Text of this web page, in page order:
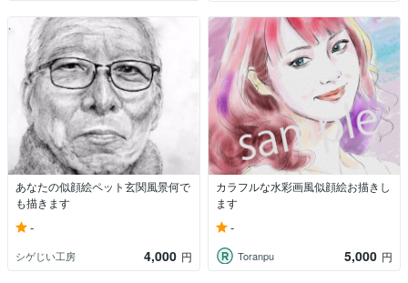
あなたの似顔絵ペット玄関風景何で
も描きます
-
シゲじい工房 4,000 円
カラフルな水彩画風似顔絵お描きし
ます
-
Toranpu 5,000 円